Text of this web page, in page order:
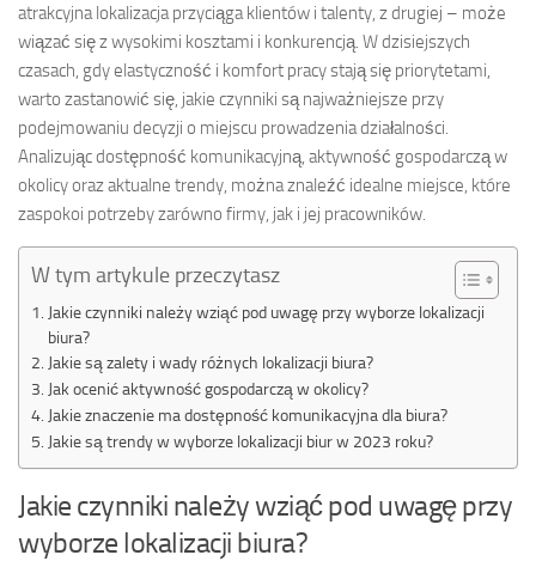
atrakcyjna lokalizacja przyciąga klientów i talenty, z drugiej – może
wiązać się z wysokimi kosztami i konkurencją. W dzisiejszych
czasach, gdy elastyczność i komfort pracy stają się priorytetami,
warto zastanowić się, jakie czynniki są najważniejsze przy
podejmowaniu decyzji o miejscu prowadzenia działalności.
Analizując dostępność komunikacyjną, aktywność gospodarczą w
okolicy oraz aktualne trendy, można znaleźć idealne miejsce, które
zaspokoi potrzeby zarówno firmy, jak i jej pracowników.
W tym artykule przeczytasz
Jakie czynniki należy wziąć pod uwagę przy wyborze lokalizacji
biura?
Jakie są zalety i wady różnych lokalizacji biura?
Jak ocenić aktywność gospodarczą w okolicy?
Jakie znaczenie ma dostępność komunikacyjna dla biura?
Jakie są trendy w wyborze lokalizacji biur w 2023 roku?
Jakie czynniki należy wziąć pod uwagę przy
wyborze lokalizacji biura?